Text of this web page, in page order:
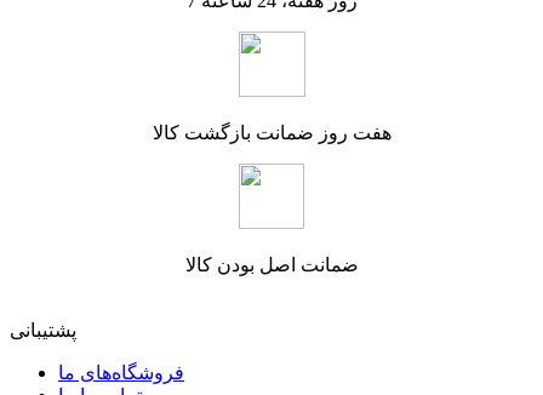
هفت روز ضمانت بازگشت کالا
ضمانت اصل بودن کالا
پشتیبانی
فروشگاه‌های ما